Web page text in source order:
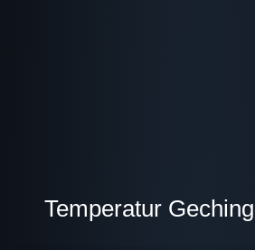
Temperatur